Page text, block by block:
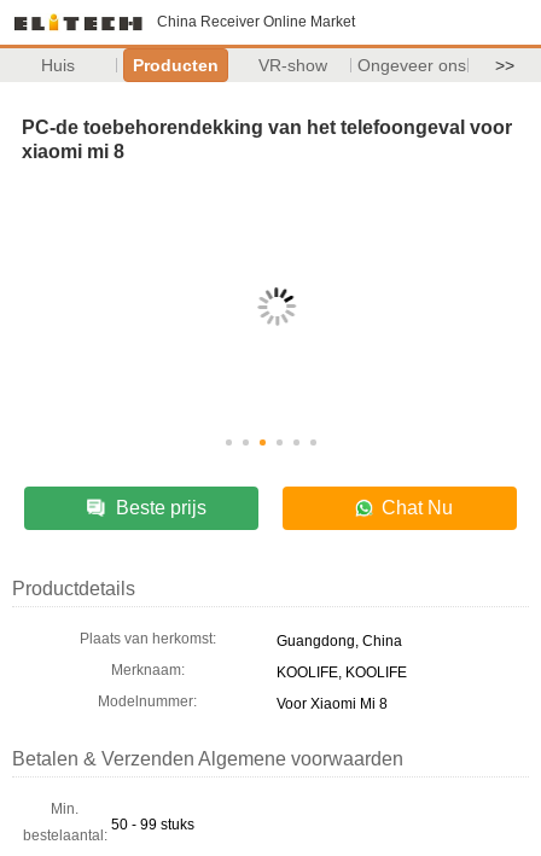
China Receiver Online Market
Huis Producten VR-show Ongeveer ons >>
PC-de toebehorendekking van het telefoongeval voor
xiaomi mi 8
Beste prijs Chat Nu
Productdetails
Plaats van herkomst:
Guangdong, China
Merknaam:
KOOLIFE, KOOLIFE
Modelnummer:
Voor Xiaomi Mi 8
Betalen & Verzenden Algemene voorwaarden
Min.
bestelaantal:
50 - 99 stuks